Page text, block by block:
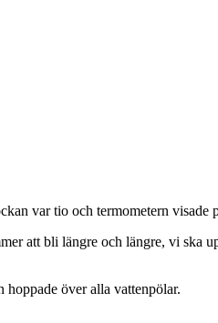
var tio och termometern visade
att bli längre och längre, vi ska
över alla vattenpölar.